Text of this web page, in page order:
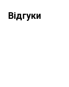
Відгуки